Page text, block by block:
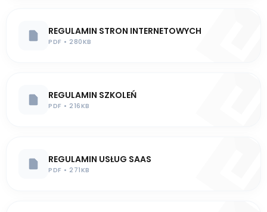
REGULAMIN STRON INTERNETOWYCH
PDF • 280KB
REGULAMIN SZKOLEŃ
PDF • 216KB
REGULAMIN USŁUG SAAS
PDF • 271KB